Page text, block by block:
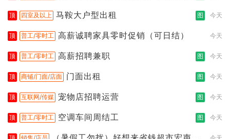
顶 四室及以上 马鞍大户型出租 图 今天
顶 普工/零时工 高薪诚聘家具零时促销（可日结） 今天
顶 普工/零时工 高薪招聘兼职 图 今天
顶 商铺/门面/店面 门面出租 图 今天
顶 互联网/传媒 宠物店招聘运营 图 今天
顶 普工/零时工 空调车间周结工 图 今天
顶 销售/店员 今天